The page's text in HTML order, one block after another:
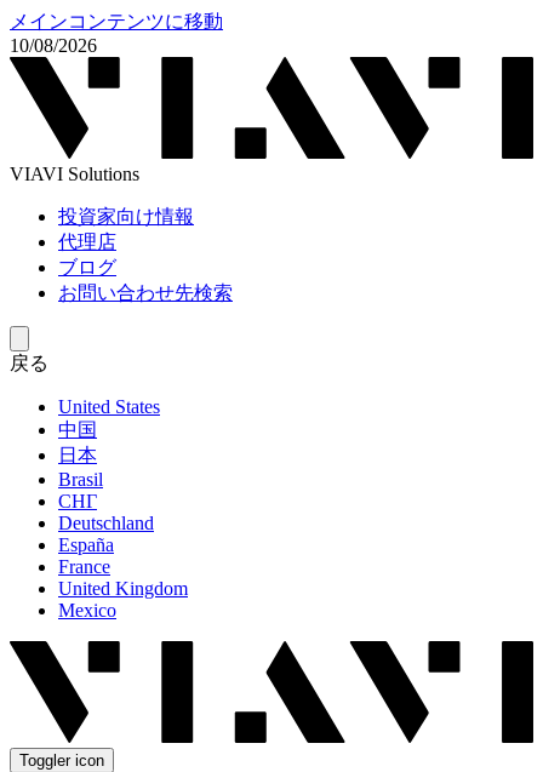
メインコンテンツに移動
10/08/2026
VIAVI Solutions
投資家向け情報
代理店
ブログ
お問い合わせ先検索
戻る
United States
中国
日本
Brasil
СНГ
Deutschland
España
France
United Kingdom
Mexico
Toggler icon